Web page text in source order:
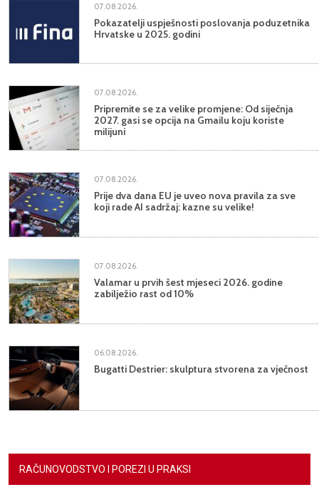
07.08.2026.
Pokazatelji uspješnosti poslovanja poduzetnika
Hrvatske u 2025. godini
07.08.2026.
Pripremite se za velike promjene: Od siječnja
2027. gasi se opcija na Gmailu koju koriste
milijuni
07.08.2026.
Prije dva dana EU je uveo nova pravila za sve
koji rade AI sadržaj: kazne su velike!
07.08.2026.
Valamar u prvih šest mjeseci 2026. godine
zabilježio rast od 10%
06.08.2026.
Bugatti Destrier: skulptura stvorena za vječnost
RAČUNOVODSTVO I POREZI U PRAKSI